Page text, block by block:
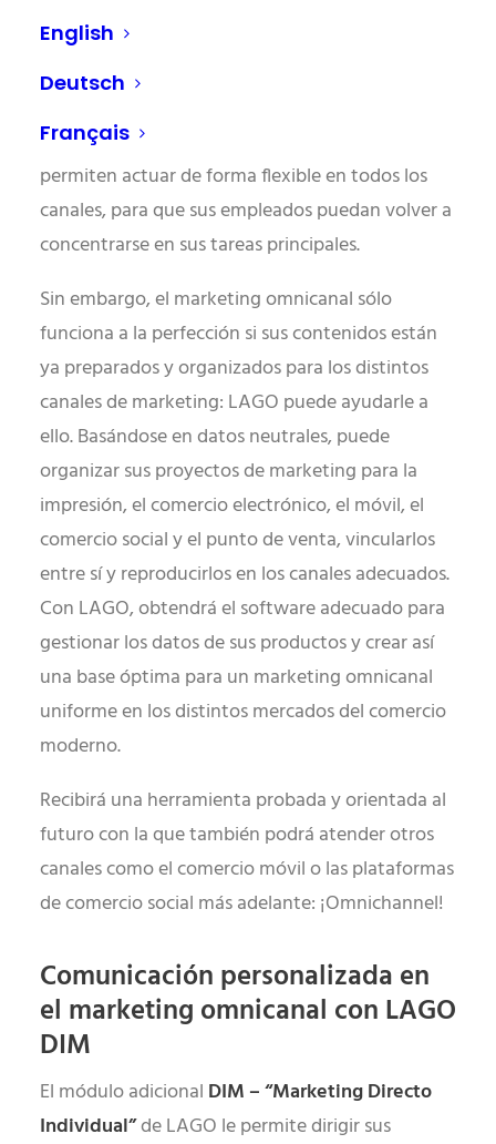
English
Deutsch
Français
esfuerzos múltiples se vuelven superfluos, se
eliminan las fuentes de error y se acorta
cambios de artículos y precios en tiempo real
permiten actuar de forma flexible en todos los
canales, para que sus empleados puedan volver a
concentrarse en sus tareas principales.
Sin embargo, el marketing omnicanal sólo
funciona a la perfección si sus contenidos están
ya preparados y organizados para los distintos
canales de marketing: LAGO puede ayudarle a
ello. Basándose en datos neutrales, puede
organizar sus proyectos de marketing para la
impresión, el comercio electrónico, el móvil, el
comercio social y el punto de venta, vincularlos
entre sí y reproducirlos en los canales adecuados.
Con LAGO, obtendrá el software adecuado para
gestionar los datos de sus productos y crear así
una base óptima para un marketing omnicanal
uniforme en los distintos mercados del comercio
moderno.
Recibirá una herramienta probada y orientada al
futuro con la que también podrá atender otros
canales como el comercio móvil o las plataformas
de comercio social más adelante: ¡Omnichannel!
Comunicación personalizada en
el marketing omnicanal con LAGO
DIM
El módulo adicional DIM – “Marketing Directo
Individual”de LAGO le permite dirigir sus